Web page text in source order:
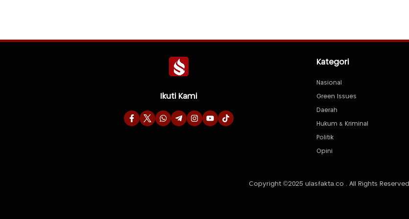
Ikuti Kami
Kategori
Nasional
Green Issues
Daerah
Hukum & Kriminal
Politik
Opini
Copyright ©2025 ulasfakta.co . All Rights Reserved